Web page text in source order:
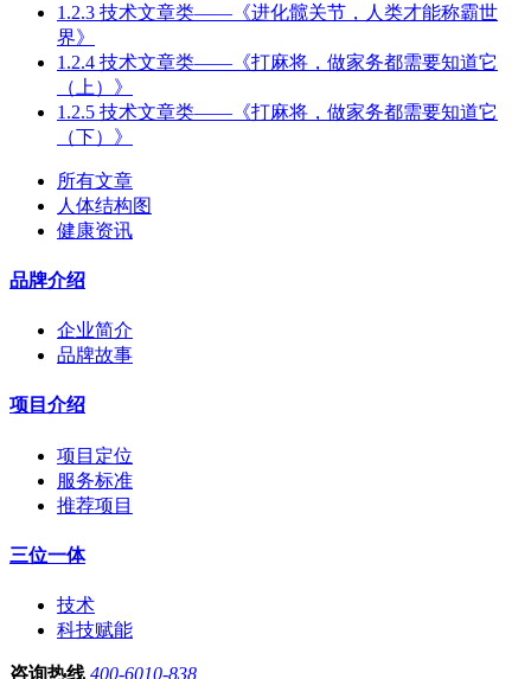
1.2.3 技术文章类——《进化髋关节，人类才能称霸世
界》
1.2.4 技术文章类——《打麻将，做家务都需要知道它
（上）》
1.2.5 技术文章类——《打麻将，做家务都需要知道它
（下）》
所有文章
人体结构图
健康资讯
品牌介绍
企业简介
品牌故事
项目介绍
项目定位
服务标准
推荐项目
三位一体
技术
科技赋能
咨询热线 400-6010-838